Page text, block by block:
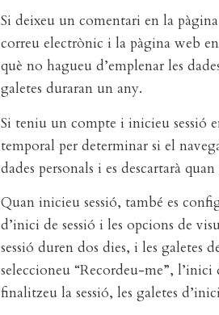
Si deixeu un comentari en la
correu electrònic i la pàgina web
què no hagueu d’emplenar les
galetes duraran un any.
Si teniu un compte i inicieu sessió
temporal per determinar si el
dades personals i es descartarà
Quan inicieu sessió, també es
d’inici de sessió i les opcions de
sessió duren dos dies, i les galetes
seleccioneu “Recordeu-me”, l’inici
finalitzeu la sessió, les galetes